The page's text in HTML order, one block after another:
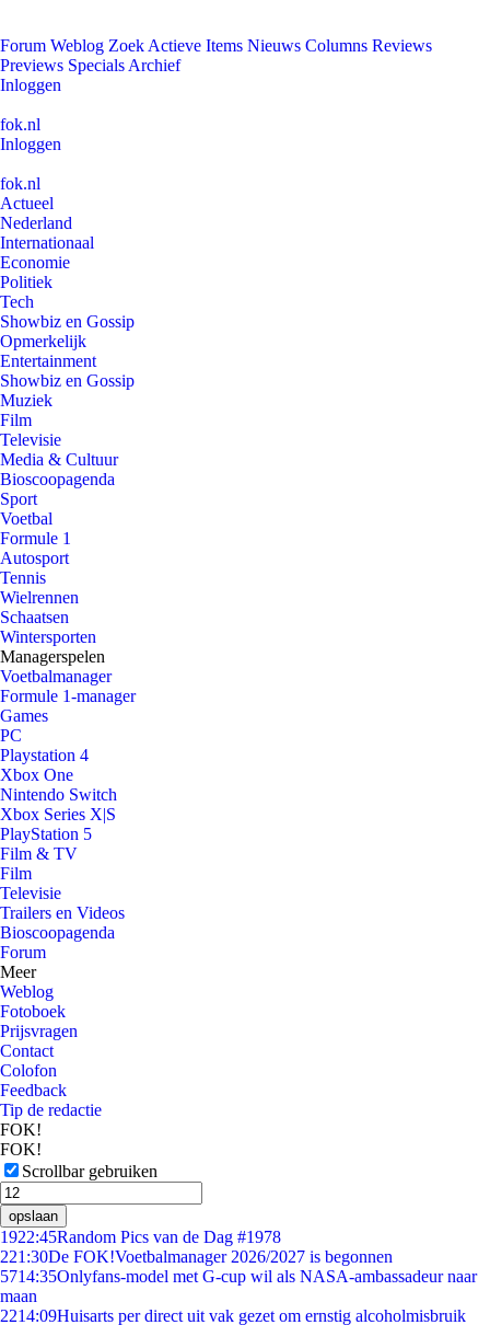
Forum Weblog Zoek Actieve Items Nieuws Columns Reviews
Previews Specials Archief
Inloggen
fok.nl
Inloggen
fok.nl
Actueel
Nederland
Internationaal
Economie
Politiek
Tech
Showbiz en Gossip
Opmerkelijk
Entertainment
Showbiz en Gossip
Muziek
Film
Televisie
Media & Cultuur
Bioscoopagenda
Sport
Voetbal
Formule 1
Autosport
Tennis
Wielrennen
Schaatsen
Wintersporten
Managerspelen
Voetbalmanager
Formule 1-manager
Games
PC
Playstation 4
Xbox One
Nintendo Switch
Xbox Series X|S
PlayStation 5
Film & TV
Film
Televisie
Trailers en Videos
Bioscoopagenda
Forum
Meer
Weblog
Fotoboek
Prijsvragen
Contact
Colofon
Feedback
Tip de redactie
FOK!
FOK!
Scrollbar gebruiken
opslaan
1922:45Random Pics van de Dag #1978
221:30De FOK!Voetbalmanager 2026/2027 is begonnen
5714:35Onlyfans-model met G-cup wil als NASA-ambassadeur naar
maan
2214:09Huisarts per direct uit vak gezet om ernstig alcoholmisbruik